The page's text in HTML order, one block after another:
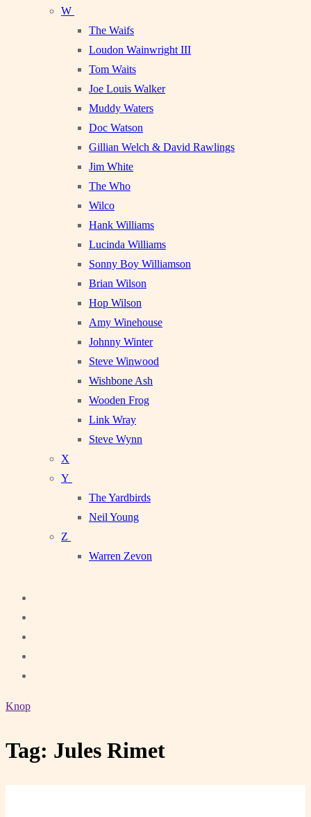
W
The Waifs
Loudon Wainwright III
Tom Waits
Joe Louis Walker
Muddy Waters
Doc Watson
Gillian Welch & David Rawlings
Jim White
The Who
Wilco
Hank Williams
Lucinda Williams
Sonny Boy Williamson
Brian Wilson
Hop Wilson
Amy Winehouse
Johnny Winter
Steve Winwood
Wishbone Ash
Wooden Frog
Link Wray
Steve Wynn
X
Y
The Yardbirds
Neil Young
Z
Warren Zevon
Knop
Tag: Jules Rimet